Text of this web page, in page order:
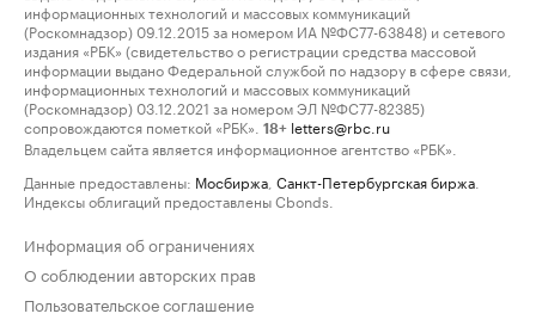
информационных технологий и массовых коммуникаций
(Роскомнадзор) 09.12.2015 за номером ИА №ФС77-63848) и сетевого
издания «РБК» (свидетельство о регистрации средства массовой
информации выдано Федеральной службой по надзору в сфере связи,
информационных технологий и массовых коммуникаций
(Роскомнадзор) 03.12.2021 за номером ЭЛ №ФС77-82385)
сопровождаются пометкой «РБК».
18+ letters@rbc.ru
Владельцем сайта является информационное агентство «РБК».
Данные предоставлены: Мосбиржа Санкт-Петербургская биржа
Индексы облигаций предоставлены Cbonds.
Информация об ограничениях
О соблюдении авторских прав
Пользовательское соглашение